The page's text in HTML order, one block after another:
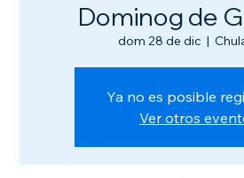
Dominog de
dom 28 de dic
  |
Ya no es posible
Ver otros